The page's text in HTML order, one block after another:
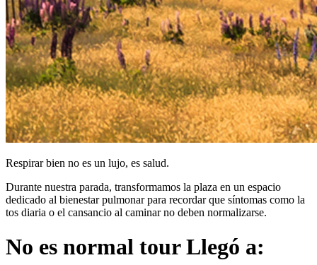
Respirar bien no es un lujo, es salud.
Durante nuestra parada, transformamos la plaza en un espacio
dedicado al bienestar pulmonar para recordar que síntomas como la
tos diaria o el cansancio al caminar no deben normalizarse.
No es normal tour Llegó a: